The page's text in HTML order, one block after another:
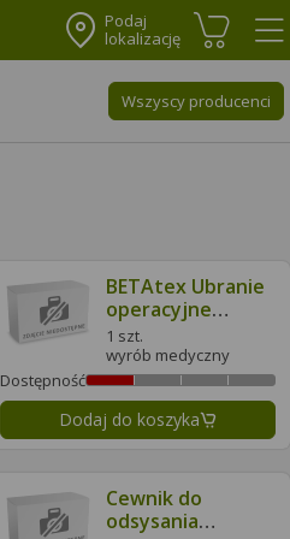
Podaj
lokalizację
Koszyk
Wszyscy producenci
BETAtex Ubranie
operacyjne
niejałowe
włókninowe
jednorazowego
użytku niebieskie
L
1 szt.
wyrób medyczny
Dostępność
Dodaj do koszyka
Cewnik do
odsysania